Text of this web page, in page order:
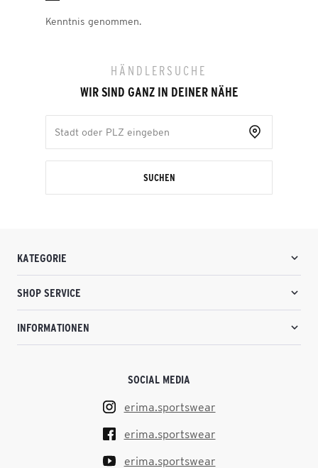
Kenntnis genommen.
HÄNDLERSUCHE
WIR SIND GANZ IN DEINER NÄHE
SUCHEN
KATEGORIE
SHOP SERVICE
INFORMATIONEN
SOCIAL MEDIA
erima.sportswear
erima.sportswear
erima.sportswear